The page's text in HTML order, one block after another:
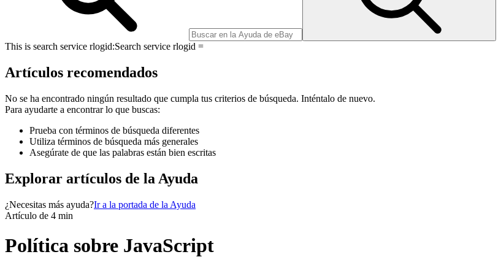
This is search service rlogid:Search service rlogid =
Artículos recomendados
No se ha encontrado ningún resultado que cumpla tus criterios de búsqueda. Inténtalo de nuevo.
Para ayudarte a encontrar lo que buscas:
Prueba con términos de búsqueda diferentes
Utiliza términos de búsqueda más generales
Asegúrate de que las palabras están bien escritas
Explorar artículos de la Ayuda
¿Necesitas más ayuda?Ir a la portada de la Ayuda
Artículo de 4 min
Política sobre JavaScript